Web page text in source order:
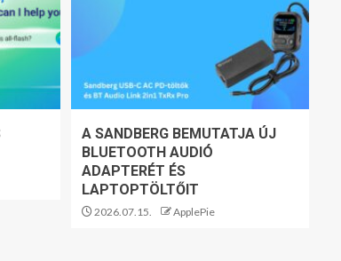
A SANDBERG BEMUTATJA ÚJ
BLUETOOTH AUDIÓ
ADAPTERÉT ÉS
LAPTOPTÖLTŐIT
2026.07.15. ApplePie